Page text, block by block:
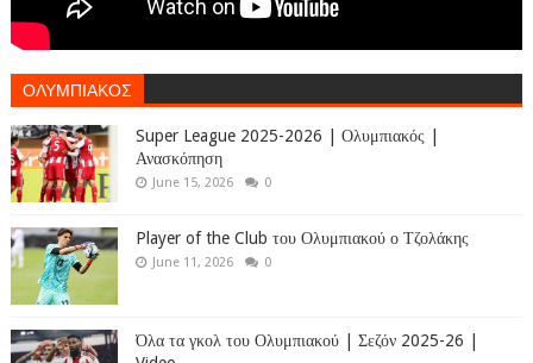
ΟΛΥΜΠΙΑΚΟΣ
Super League 2025-2026 | Ολυμπιακός |
Ανασκόπηση
June 15, 2026 0
Player of the Club του Ολυμπιακού ο Τζολάκης
June 11, 2026 0
Όλα τα γκολ του Ολυμπιακού | Σεζόν 2025-26 |